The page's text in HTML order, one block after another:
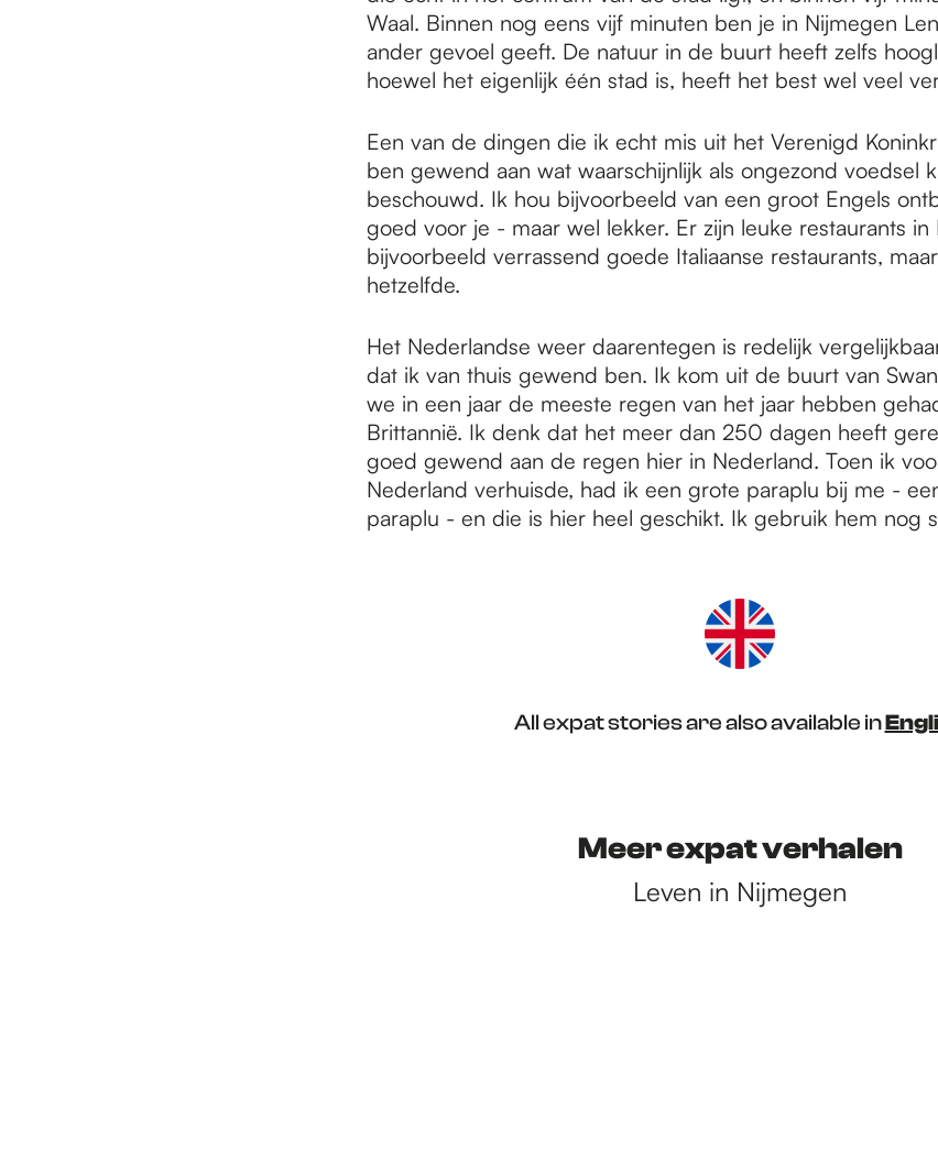
Waal. Binnen nog eens vijf minuten ben je in Nijmegen
ander gevoel geeft. De natuur in de buurt heeft zelfs
hoewel het eigenlijk één stad is, heeft het best wel veel
Een van de dingen die ik echt mis uit het Verenigd
ben gewend aan wat waarschijnlijk als ongezond voedsel
beschouwd. Ik hou bijvoorbeeld van een groot Engels
goed voor je - maar wel lekker. Er zijn leuke restaurants in
bijvoorbeeld verrassend goede Italiaanse restaurants,
hetzelfde.
Het Nederlandse weer daarentegen is redelijk
dat ik van thuis gewend ben. Ik kom uit de buurt van
we in een jaar de meeste regen van het jaar hebben
Brittannië. Ik denk dat het meer dan 250 dagen heeft
goed gewend aan de regen hier in Nederland. Toen ik
Nederland verhuisde, had ik een grote paraplu bij me -
paraplu - en die is hier heel geschikt. Ik gebruik hem nog
All expat stories are also available in
Meer expat verhalen
Leven in Nijmegen